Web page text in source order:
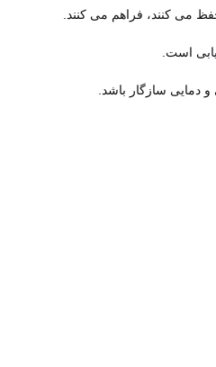
می کنند، فراهم می کنند.
است.
دمایی سازگار باشد.